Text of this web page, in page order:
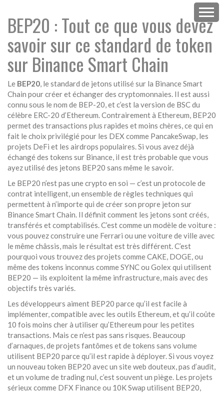
BEP20 : Tout ce que vous devez
savoir sur ce standard de token
sur Binance Smart Chain
Le BEP20, le standard de jetons utilisé sur la Binance Smart
Chain pour créer et échanger des cryptomonnaies. Il est aussi
connu sous le nom de BEP-20, et c’est la version de BSC du
célèbre ERC-20 d’Ethereum.Contrairement à Ethereum, BEP20
permet des transactions plus rapides et moins chères, ce qui en
fait le choix privilégié pour les DEX comme PancakeSwap, les
projets DeFi et les airdrops populaires. Si vous avez déjà
échangé des tokens sur Binance, il est très probable que vous
ayez utilisé des jetons BEP20 sans même le savoir.
Le BEP20 n’est pas une crypto en soi — c’est un protocole de
contrat intelligent,un ensemble de règles techniques qui
permettent à n’importe qui de créer son propre jeton sur
Binance Smart Chain. Il définit comment les jetons sont créés,
transférés et comptabilisés. C’est comme un modèle de voiture :
vous pouvez construire une Ferrari ou une voiture de ville avec
le même châssis, mais le résultat est très différent. C’est
pourquoi vous trouvez des projets comme CAKE, DOGE, ou
même des tokens inconnus comme SYNC ou Golex qui utilisent
BEP20 — ils exploitent la même infrastructure, mais avec des
objectifs très variés.
Les développeurs aiment BEP20 parce qu’il est facile à
implémenter, compatible avec les outils Ethereum, et qu’il coûte
10 fois moins cher à utiliser qu’Ethereum pour les petites
transactions. Mais ce n’est pas sans risques. Beaucoup
d’arnaques, de projets fantômes et de tokens sans volume
utilisent BEP20 parce qu’il est rapide à déployer. Si vous voyez
un nouveau token BEP20 avec un site web douteux, pas d’audit,
et un volume de trading nul, c’est souvent un piège. Les projets
sérieux comme DFX Finance ou 10K Swap utilisent BEP20,